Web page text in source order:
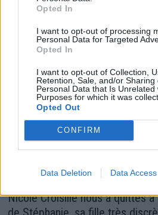
Opted In
I want to opt-out of processing
Personal Data for Targeted
Opted In
I want to opt-out of Collection,
Retention, Sale, and/or Sharing
Personal Data that Is Unrelated
Purposes for which it was
Opted Out
CONFIRM
Data Deletion Data Access
Nicole Croisille nous a quittés